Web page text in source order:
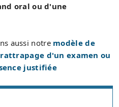
oral ou d'une
aussi notre modèle de
d'un examen ou
justifiée